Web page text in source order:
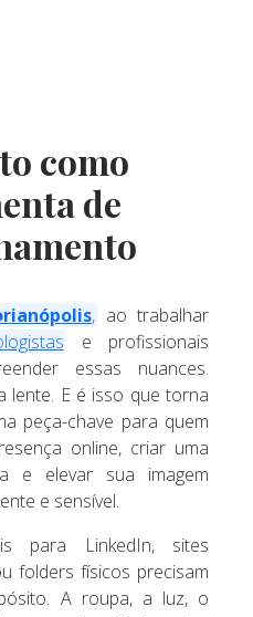
como
de
, ao trabalhar
e profissionais
essas nuances.
lente. E é isso que torna
peça-chave para quem
online, criar uma
e elevar sua imagem
e sensível.
para LinkedIn, sites
folders físicos precisam
A roupa, a luz, o